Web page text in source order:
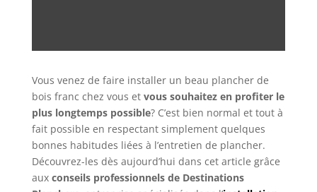
Vous venez de faire installer un beau plancher de
bois franc chez vous et vous souhaitez en profiter le
plus longtemps possible? C’est bien normal et tout à
fait possible en respectant simplement quelques
bonnes habitudes liées à l’entretien de plancher.
Découvrez-les dès aujourd’hui dans cet article grâce
aux conseils professionnels de Destinations